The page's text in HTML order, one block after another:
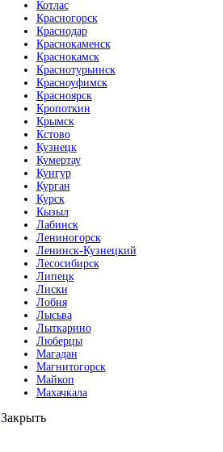
Котлас
Красногорск
Краснодар
Краснокаменск
Краснокамск
Краснотурьинск
Красноуфимск
Красноярск
Кропоткин
Крымск
Кстово
Кузнецк
Кумертау
Кунгур
Курган
Курск
Кызыл
Лабинск
Лениногорск
Ленинск-Кузнецкий
Лесосибирск
Липецк
Лиски
Лобня
Лысьва
Лыткарино
Люберцы
Магадан
Магнитогорск
Майкоп
Махачкала
Закрыть